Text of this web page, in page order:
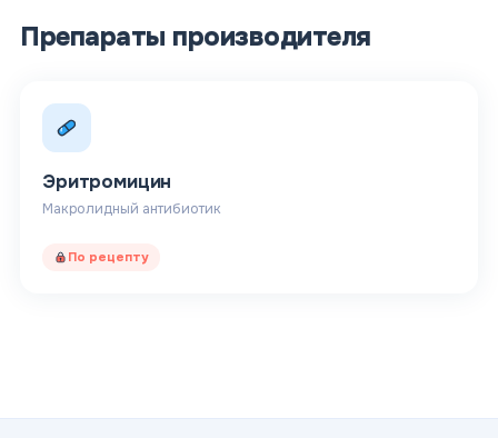
Препараты производителя
Эритромицин
Макролидный антибиотик
По рецепту